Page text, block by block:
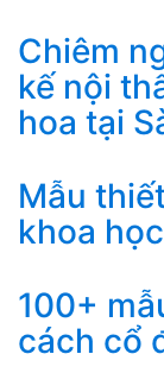
Chiêm
kế nội
hoa tại
Mẫu
khoa
100+
cách cổ